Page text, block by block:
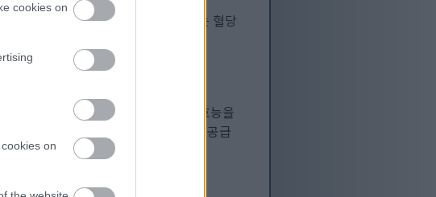
cookies on
on
채소입니다. 이 녹색 꼬투리 채소에는 혈당
있습니다.
일은 상큼한 맛을 넘어 놀라운 건강 효능을
을 더하면, 우리 몸에 필수 영양소를 공급